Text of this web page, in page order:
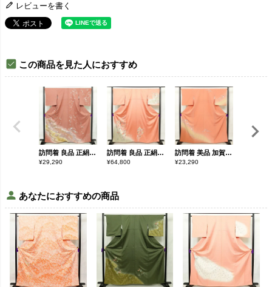
レビューを書く
この商品を見た人におすすめ
訪問着 良品 正絹 花柄 袷仕立て 身丈164cm 裄丈69.5cm 箔 一部しつけ糸付き 金彩 フォーマル 着物 ピンク
¥29,290
訪問着 良品 正絹 古典柄 袷仕立て 身丈162.5cm 裄丈69.5cm 箔 金彩 扇子 菊 ピンク
¥64,800
訪問着 美品 加賀友禅 落款入り 作家物 正絹 花柄 袷仕立て 身丈163.5cm 裄丈66.5cm ピンク
¥23,290
あなたにおすすめの商品